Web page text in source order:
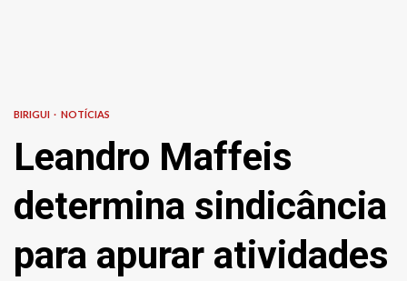
BIRIGUI NOTÍCIAS
Leandro Maffeis
determina sindicância
para apurar atividades